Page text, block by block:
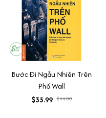
Bước Đi Ngẫu Nhiên Trên
Phố Wall
$35.99 $44.00